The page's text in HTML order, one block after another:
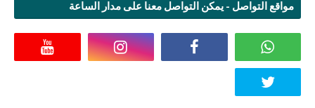
مواقع التواصل - يمكن التواصل معنا على مدار الساعة